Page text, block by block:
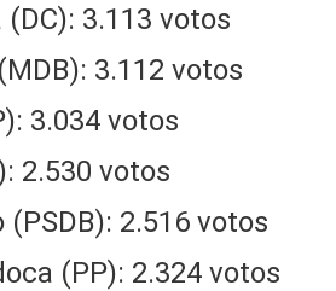
3.113 votos
3.112 votos
3.034 votos
2.530 votos
(PSDB): 2.516 votos
(PP): 2.324 votos